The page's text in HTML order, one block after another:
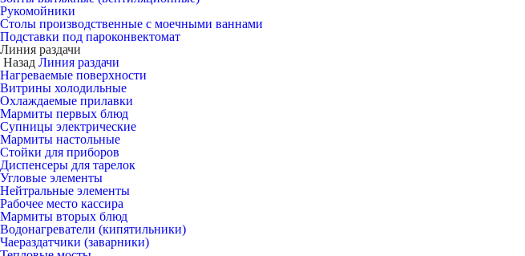
Рукомойники
Столы производственные с моечными ваннами
Подставки под пароконвектомат
Линия раздачи
Назад Линия раздачи
Нагреваемые поверхности
Витрины холодильные
Охлаждаемые прилавки
Мармиты первых блюд
Супницы электрические
Мармиты настольные
Стойки для приборов
Диспенсеры для тарелок
Угловые элементы
Нейтральные элементы
Рабочее место кассира
Мармиты вторых блюд
Водонагреватели (кипятильники)
Чаераздатчики (заварники)